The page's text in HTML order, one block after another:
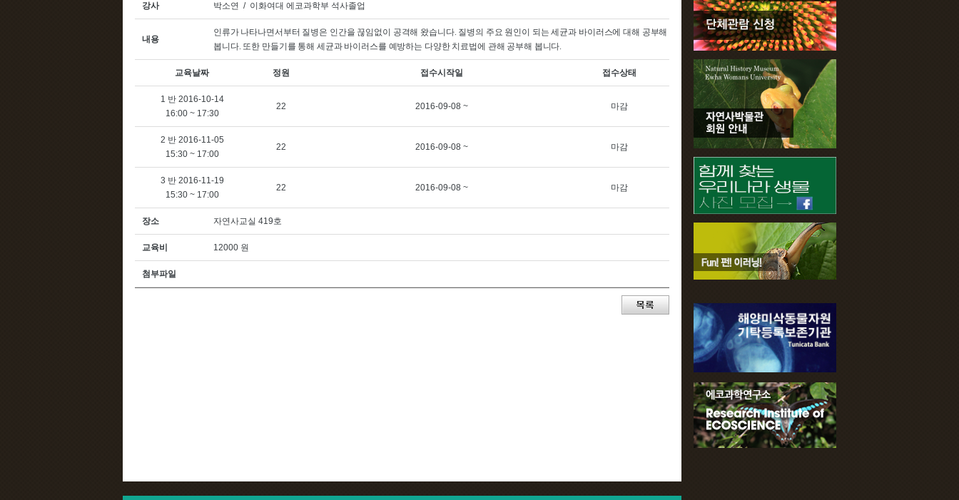
강사 박소연 / 이화여대 에코과학부 석사졸업
내용
인류가 나타나면서부터 질병은 인간을 끊임없이 공격해 왔습니다. 질병의 주요 원인이 되는 세균과 바이러스에 대해 공부해
봅니다. 또한 만들기를 통해 세균과 바이러스를 예방하는 다양한 치료법에 관해 공부해 봅니다.
교육날짜 정원 접수시작일 접수상태
1 반 2016-10-14
16:00 ~ 17:30
22 2016-09-08 ~ 마감
2 반 2016-11-05
15:30 ~ 17:00
22 2016-09-08 ~ 마감
3 반 2016-11-19
15:30 ~ 17:00
22 2016-09-08 ~ 마감
장소 자연사교실 419호
교육비 12000 원
첨부파일